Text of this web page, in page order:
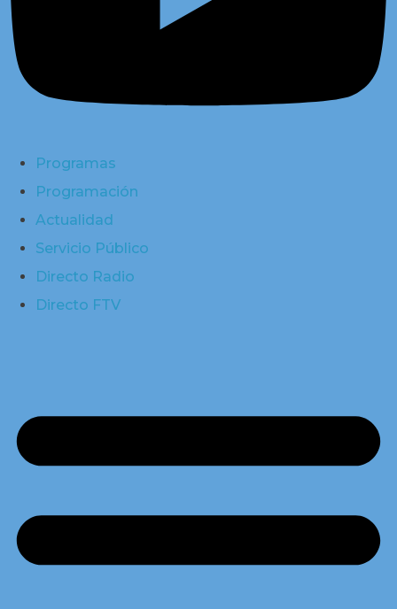
Programas
Programación
Actualidad
Servicio Público
Directo Radio
Directo FTV